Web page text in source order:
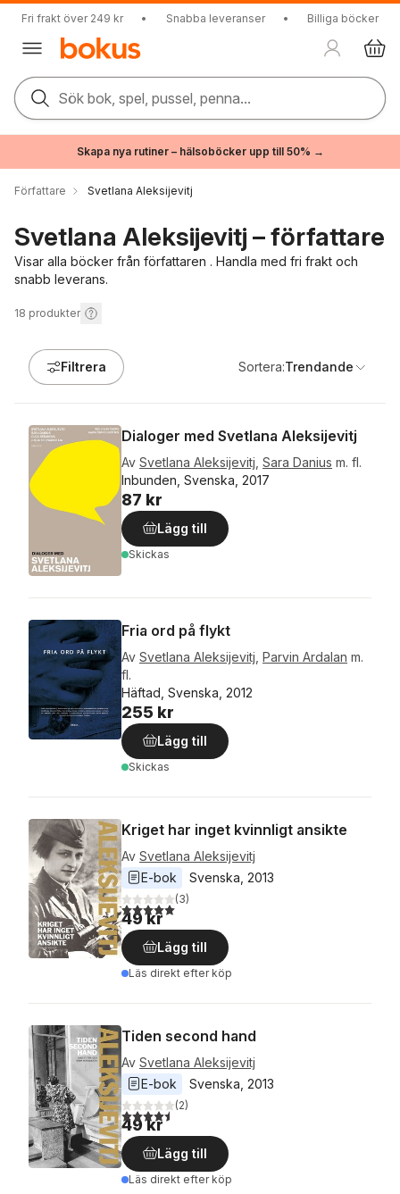
Fri frakt över 249 kr • Snabba leveranser • Billiga böcker
Sök bok, spel, pussel, penna...
Skapa nya rutiner – hälsoböcker upp till 50% →
Författare Svetlana Aleksijevitj
Svetlana Aleksijevitj – författare
Visar alla böcker från författaren . Handla med fri frakt och
snabb leverans.
18 produkter
Filtrera Sortera:Trendande
Dialoger med Svetlana Aleksijevitj
Av Svetlana Aleksijevitj Sara Danius m. fl.
Inbunden, Svenska, 2017
87 kr
Lägg till
Skickas
Fria ord på flykt
Av Svetlana Aleksijevitj Parvin Ardalan m.
fl.
Häftad, Svenska, 2012
255 kr
Lägg till
Skickas
Kriget har inget kvinnligt ansikte
Av Svetlana Aleksijevitj
E-bok
Svenska 2013
5,0utav 5 stjärnor. Totalt antal röster:
(3)
49 kr
Lägg till
Läs direkt efter köp
Tiden second hand
Av Svetlana Aleksijevitj
E-bok
Svenska 2013
4,5utav 5 stjärnor. Totalt antal röster:
(2)
49 kr
Lägg till
Läs direkt efter köp